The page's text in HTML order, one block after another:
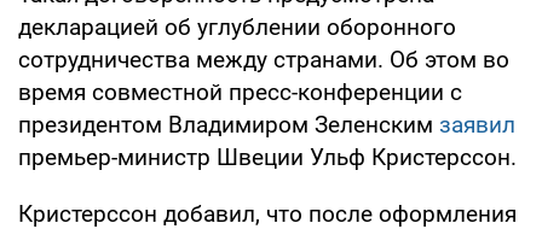
декларацией об углублении оборонного
сотрудничества между странами. Об этом во
время совместной пресс-конференции с
президентом Владимиром Зеленским заявил
премьер-министр Швеции Ульф Кристерссон.
Кристерссон добавил, что после оформления